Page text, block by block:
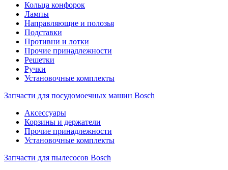
Кольца конфорок
Лампы
Направляющие и полозья
Подставки
Противни и лотки
Прочие принадлежности
Решетки
Ручки
Установочные комплекты
Запчасти для посудомоечных машин Bosch
Аксессуары
Корзины и держатели
Прочие принадлежности
Установочные комплекты
Запчасти для пылесосов Bosch